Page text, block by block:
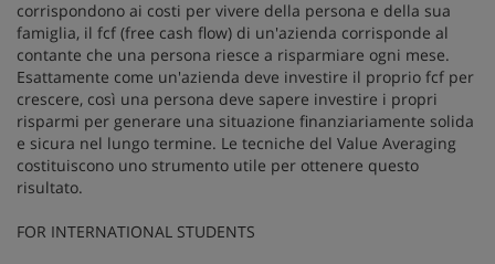
corrispondono ai costi per vivere della persona e della sua
famiglia, il fcf (free cash flow) di un'azienda corrisponde al
contante che una persona riesce a risparmiare ogni mese.
Esattamente come un'azienda deve investire il proprio fcf per
crescere, così una persona deve sapere investire i propri
risparmi per generare una situazione finanziariamente solida
e sicura nel lungo termine. Le tecniche del Value Averaging
costituiscono uno strumento utile per ottenere questo
risultato.
FOR INTERNATIONAL STUDENTS